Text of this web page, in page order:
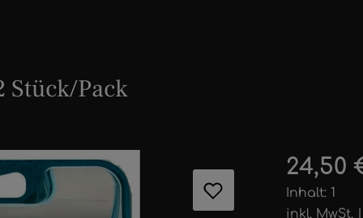
Stück/Pack
Regulärer
24,50
Inhalt: 1
inkl.